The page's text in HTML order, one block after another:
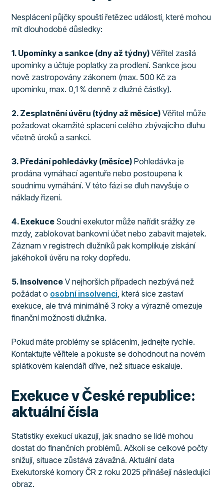
Nesplácení půjčky spouští řetězec událostí, které mohou
mít dlouhodobé důsledky:
1. Upomínky a sankce (dny až týdny) Věřitel zasílá
upomínky a účtuje poplatky za prodlení. Sankce jsou
nově zastropovány zákonem (max. 500 Kč za
upomínku, max. 0,1 % denně z dlužné částky).
2. Zesplatnění úvěru (týdny až měsíce) Věřitel může
požadovat okamžité splacení celého zbývajícího dluhu
včetně úroků a sankcí.
3. Předání pohledávky (měsíce) Pohledávka je
prodána vymáhací agentuře nebo postoupena k
soudnímu vymáhání. V této fázi se dluh navyšuje o
náklady řízení.
4. Exekuce Soudní exekutor může nařídit srážky ze
mzdy, zablokovat bankovní účet nebo zabavit majetek.
Záznam v registrech dlužníků pak komplikuje získání
jakéhokoli úvěru na roky dopředu.
5. Insolvence V nejhorších případech nezbývá než
požádat o osobní insolvenci , která sice zastaví
exekuce, ale trvá minimálně 3 roky a výrazně omezuje
finanční možnosti dlužníka.
Pokud máte problémy se splácením, jednejte rychle.
Kontaktujte věřitele a pokuste se dohodnout na novém
splátkovém kalendáři dříve, než situace eskaluje.
Exekuce v České republice:
aktuální čísla
Statistiky exekucí ukazují, jak snadno se lidé mohou
dostat do finančních problémů. Ačkoli se celkové počty
snižují, situace zůstává závažná. Aktuální data
Exekutorské komory ČR z roku 2025 přinášejí následující
obraz.